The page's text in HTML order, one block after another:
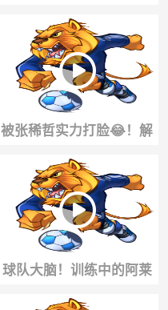
借阿劳霍，全额承担薪水
+非强制买断
被张稀哲实力打脸😂！解
说员：我刚刚说了什么
球队大脑！训练中的阿莱
格里和德布劳内，会是谁